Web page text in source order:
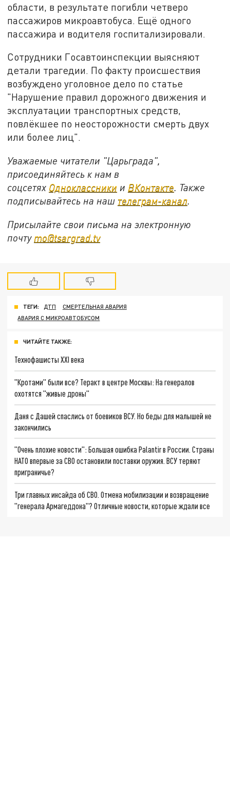
области, в результате погибли четверо
пассажиров микроавтобуса. Ещё одного
пассажира и водителя госпитализировали.
Сотрудники Госавтоинспекции выясняют
детали трагедии. По факту происшествия
возбуждено уголовное дело по статье
"Нарушение правил дорожного движения и
эксплуатации транспортных средств,
повлёкшее по неосторожности смерть двух
или более лиц".
Уважаемые читатели "Царьграда",
присоединяйтесь к нам в
соцсетях Одноклассники и ВКонтакте. Также
подписывайтесь на наш телеграм-канал.
Присылайте свои письма на электронную
почту mo@tsargrad.tv
ТЕГИ: ДТП
СМЕРТЕЛЬНАЯ АВАРИЯ
АВАРИЯ С МИКРОАВТОБУСОМ
ЧИТАЙТЕ ТАКЖЕ:
Технофашисты XXI века
"Кротами" были все? Теракт в центре Москвы: На генералов
охотятся "живые дроны"
Даня с Дашей спаслись от боевиков ВСУ. Но беды для малышей не
закончились
"Очень плохие новости": Большая ошибка Palantir в России. Страны
НАТО впервые за СВО остановили поставки оружия. ВСУ теряют
приграничье?
Три главных инсайда об СВО. Отмена мобилизации и возвращение
"генерала Армагеддона"? Отличные новости, которые ждали все